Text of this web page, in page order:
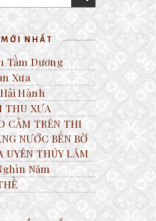
MỚI NHẤT
Tầm Dương
Xưa
Hành
THU XƯA
CẢM TRÊN THI
NƯỚC BẾN BỜ
UYÊN THÚY LÂM
Năm